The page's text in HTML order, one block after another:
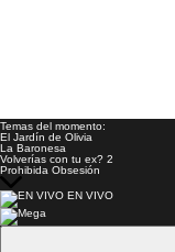
Temas del momento:
El Jardín de Olivia
La Baronesa
Volverías con tu ex? 2
Prohibida Obsesión
EN VIVO